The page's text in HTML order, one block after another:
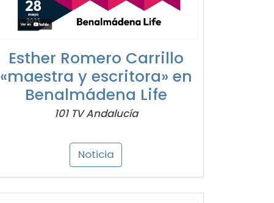
Esther Romero Carrillo
«maestra y escritora» en
Benalmádena Life
101 TV Andalucía
Noticia